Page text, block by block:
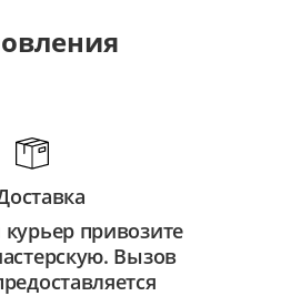
привозите
Вызов